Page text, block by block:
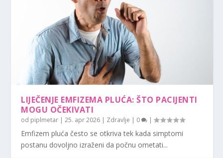
LIJEČENJE EMFIZEMA PLUĆA: ŠTO PACIJENTI
MOGU OČEKIVATI
od piplmetar |25. apr 2026 | Zdravlje | 0 |
Emfizem pluća često se otkriva tek kada simptomi
postanu dovoljno izraženi da počnu ometati...